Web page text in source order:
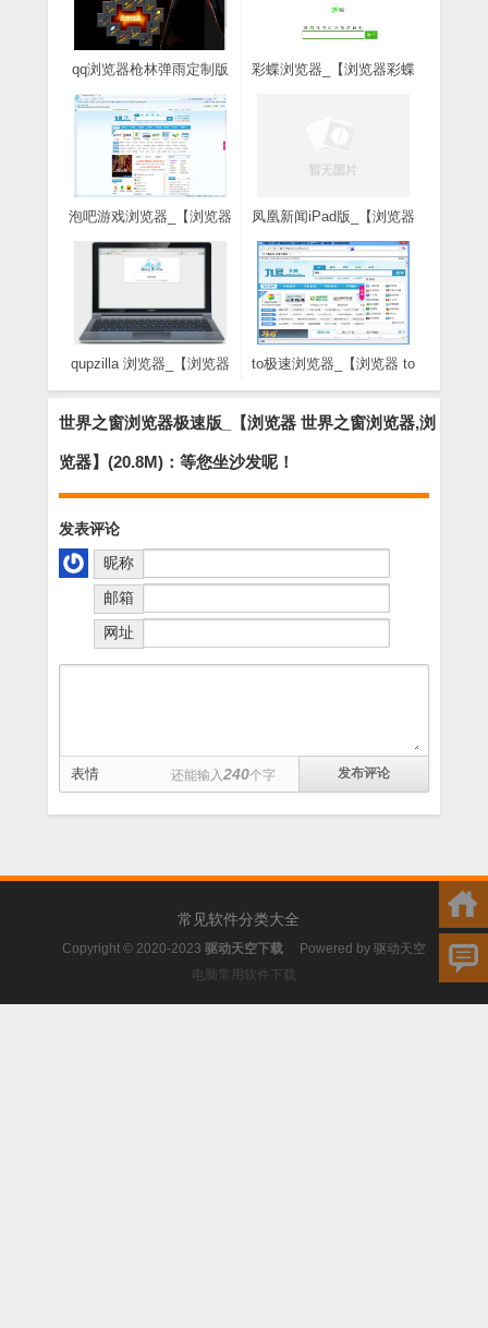
qq浏览器枪林弹雨定制版
_【浏览器 qq浏览器枪林
弹雨,浏览器】(4.3M)
彩蝶浏览器_【浏览器彩蝶
泡吧游戏浏览器_【浏览器
泡吧游戏浏览器,游戏浏览
器】(3.4M)
凤凰新闻iPad版_【浏览器
凤凰新闻】(16.9M)
qupzilla 浏览器_【浏览器
to极速浏览器_【浏览器 to
世界之窗浏览器极速版_【浏览器 世界之窗浏览器,浏
览器】(20.8M)：等您坐沙发呢！
发表评论
昵称
邮箱
网址
表情 还能输入 240个字
常见软件分类大全
Copyright © 2020-2023 驱动天空下载 Powered by 驱动天空
电脑常用软件下载